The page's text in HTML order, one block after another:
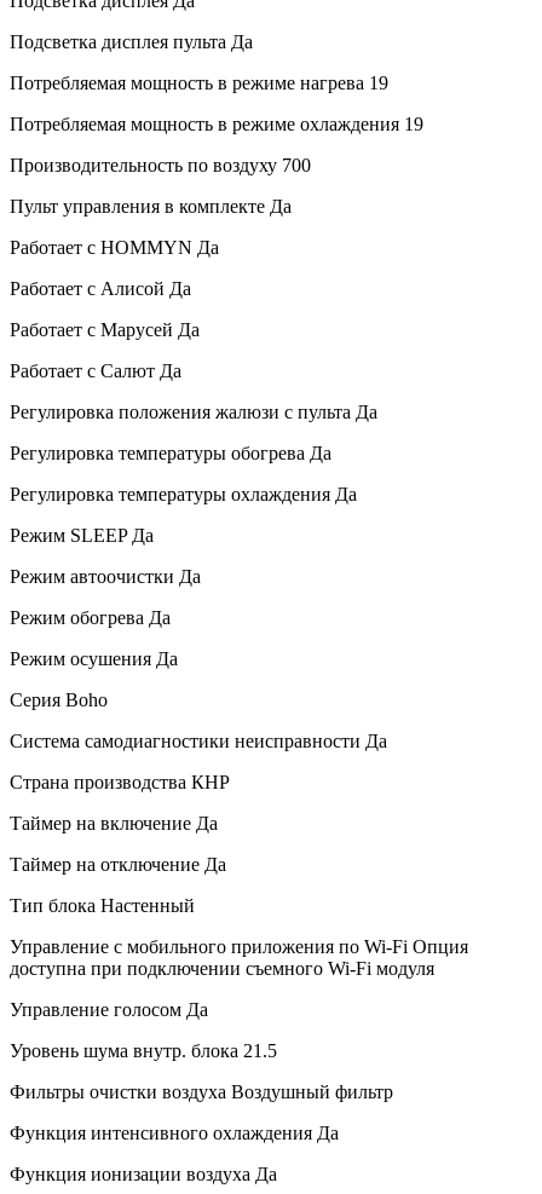
Подсветка дисплея пульта Да
Потребляемая мощность в режиме нагрева 19
Потребляемая мощность в режиме охлаждения 19
Производительность по воздуху 700
Пульт управления в комплекте Да
Работает с HOMMYN Да
Работает с Алисой Да
Работает с Марусей Да
Работает с Салют Да
Регулировка положения жалюзи с пульта Да
Регулировка температуры обогрева Да
Регулировка температуры охлаждения Да
Режим SLEEP Да
Режим автоочистки Да
Режим обогрева Да
Режим осушения Да
Серия Boho
Система самодиагностики неисправности Да
Страна производства КНР
Таймер на включение Да
Таймер на отключение Да
Тип блока Настенный
Управление c мобильного приложения по Wi-Fi Опция
доступна при подключении съемного Wi-Fi модуля
Управление голосом Да
Уровень шума внутр. блока 21.5
Фильтры очистки воздуха Воздушный фильтр
Функция интенсивного охлаждения Да
Функция ионизации воздуха Да